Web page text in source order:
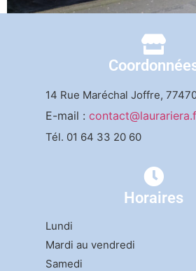
14 Rue Maréchal Joffre,
E-mail :
Tél. 01 64 33 20 60
Horaires
Lundi
Mardi au vendredi
Samedi